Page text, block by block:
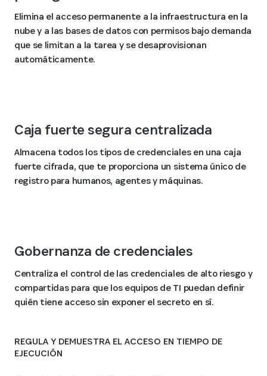
Elimina el acceso permanente a la infraestructura en la
nube y a las bases de datos con permisos bajo demanda
que se limitan a la tarea y se desaprovisionan
automáticamente.
Caja fuerte segura centralizada
Almacena todos los tipos de credenciales en una caja
fuerte cifrada, que te proporciona un sistema único de
registro para humanos, agentes y máquinas.
Gobernanza de credenciales
Centraliza el control de las credenciales de alto riesgo y
compartidas para que los equipos de TI puedan definir
quién tiene acceso sin exponer el secreto en sí.
REGULA Y DEMUESTRA EL ACCESO EN TIEMPO DE
EJECUCIÓN